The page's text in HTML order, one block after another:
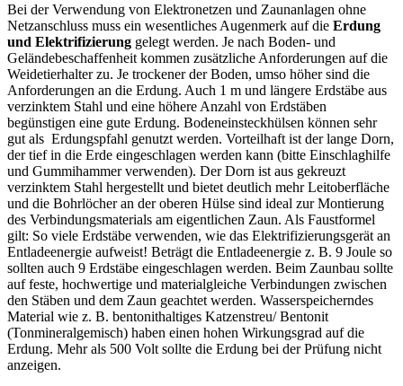
Bei der Verwendung von Elektronetzen und Zaunanlagen ohne
Netzanschluss muss ein wesentliches Augenmerk auf die Erdung
und Elektrifizierung gelegt werden. Je nach Boden- und
Geländebeschaffenheit kommen zusätzliche Anforderungen auf die
Weidetierhalter zu. Je trockener der Boden, umso höher sind die
Anforderungen an die Erdung. Auch 1 m und längere Erdstäbe aus
verzinktem Stahl und eine höhere Anzahl von Erdstäben
begünstigen eine gute Erdung. Bodeneinsteckhülsen können sehr
gut als Erdungspfahl genutzt werden. Vorteilhaft ist der lange Dorn,
der tief in die Erde eingeschlagen werden kann (bitte Einschlaghilfe
und Gummihammer verwenden). Der Dorn ist aus gekreuzt
verzinktem Stahl hergestellt und bietet deutlich mehr Leitoberfläche
und die Bohrlöcher an der oberen Hülse sind ideal zur Montierung
des Verbindungsmaterials am eigentlichen Zaun. Als Faustformel
gilt: So viele Erdstäbe verwenden, wie das Elektrifizierungsgerät an
Entladeenergie aufweist! Beträgt die Entladeenergie z. B. 9 Joule so
sollten auch 9 Erdstäbe eingeschlagen werden. Beim Zaunbau sollte
auf feste, hochwertige und materialgleiche Verbindungen zwischen
den Stäben und dem Zaun geachtet werden. Wasserspeicherndes
Material wie z. B. bentonithaltiges Katzenstreu/ Bentonit
(Tonmineralgemisch) haben einen hohen Wirkungsgrad auf die
Erdung. Mehr als 500 Volt sollte die Erdung bei der Prüfung nicht
anzeigen.